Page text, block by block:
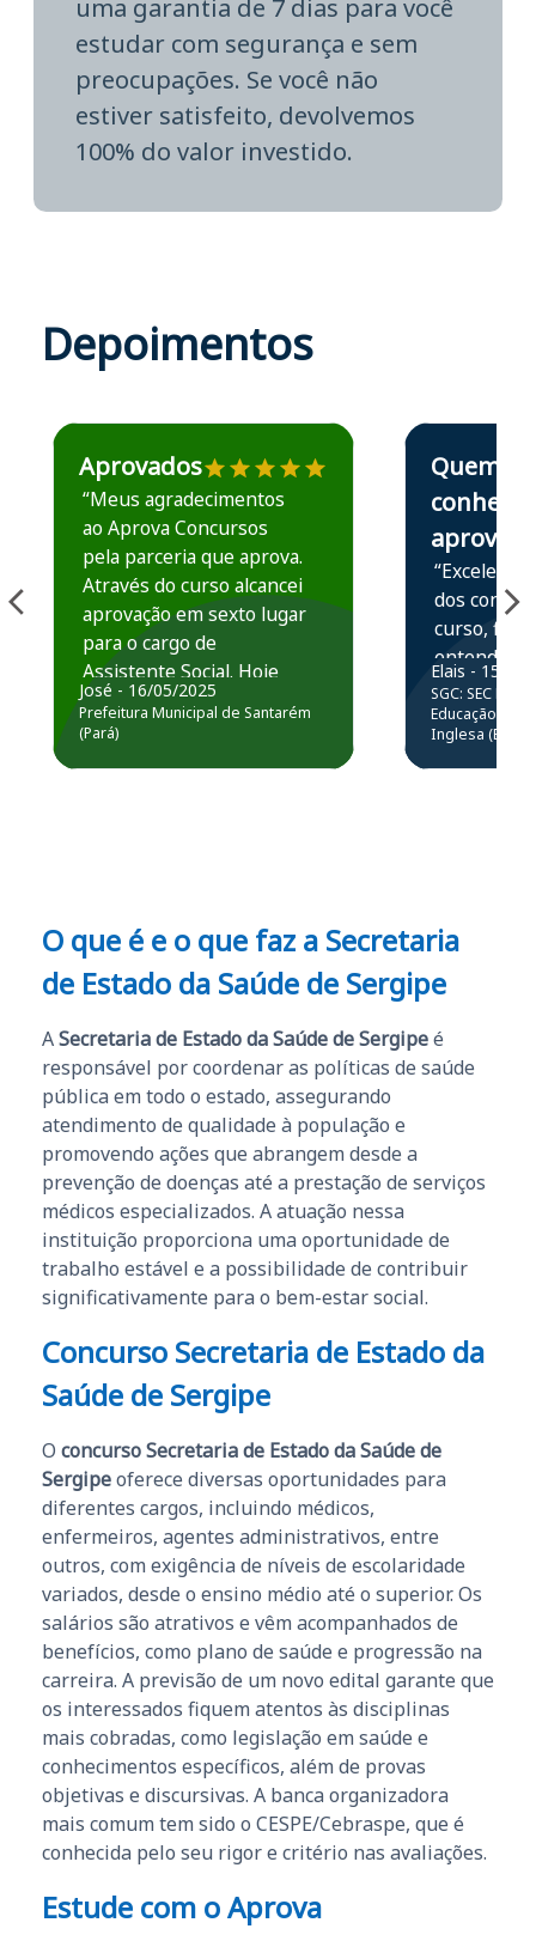
uma garantia de 7 dias para você
estudar com segurança e sem
preocupações. Se você não
estiver satisfeito, devolvemos
100% do valor investido.
Depoimentos
Estudante José recomenda o Aprova Concursos em
Aprovados
“Meus agradecimentos
ao Aprova Concursos
pela parceria que aprova.
Através do curso alcancei
aprovação em sexto lugar
para o cargo de
Assistente Social. Hoje
estou atuando na
Prefeitura de Santarém.
José - 16/05/2025
Prefeitura Municipal de Santarém
(Pará)
Estudante Elais
Quem
conhece,
aprova
“Excelente
dos
curso,
entender e
prática
resolução
questões.”
Elais - 15/07/
SGC: SEC BA
Educação
Inglesa (Edital
O que é e o que faz a Secretaria
de Estado da Saúde de Sergipe
ASecretaria de Estado da Saúde de Sergipeé
responsável por coordenar as políticas de saúde
pública em todo o estado, assegurando
atendimento de qualidade à população e
promovendo ações que abrangem desde a
prevenção de doenças até a prestação de serviços
médicos especializados. A atuação nessa
instituição proporciona uma oportunidade de
trabalho estável e a possibilidade de contribuir
significativamente para o bem-estar social.
Concurso Secretaria de Estado da
Saúde de Sergipe
O concurso Secretaria de Estado da Saúde de
Sergipeoferece diversas oportunidades para
diferentes cargos, incluindo médicos,
enfermeiros, agentes administrativos, entre
outros, com exigência de níveis de escolaridade
variados, desde o ensino médio até o superior. Os
salários são atrativos e vêm acompanhados de
benefícios, como plano de saúde e progressão na
carreira. A previsão de um novo edital garante que
os interessados fiquem atentos às disciplinas
mais cobradas, como legislação em saúde e
conhecimentos específicos, além de provas
objetivas e discursivas. A banca organizadora
mais comum tem sido o CESPE/Cebraspe, que é
conhecida pelo seu rigor e critério nas avaliações.
Estude com o Aprova